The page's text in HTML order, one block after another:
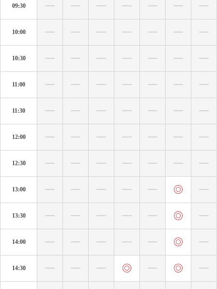
09:30
10:00
10:30
11:00
11:30
12:00
12:30
13:00
13:30
14:00
14:30